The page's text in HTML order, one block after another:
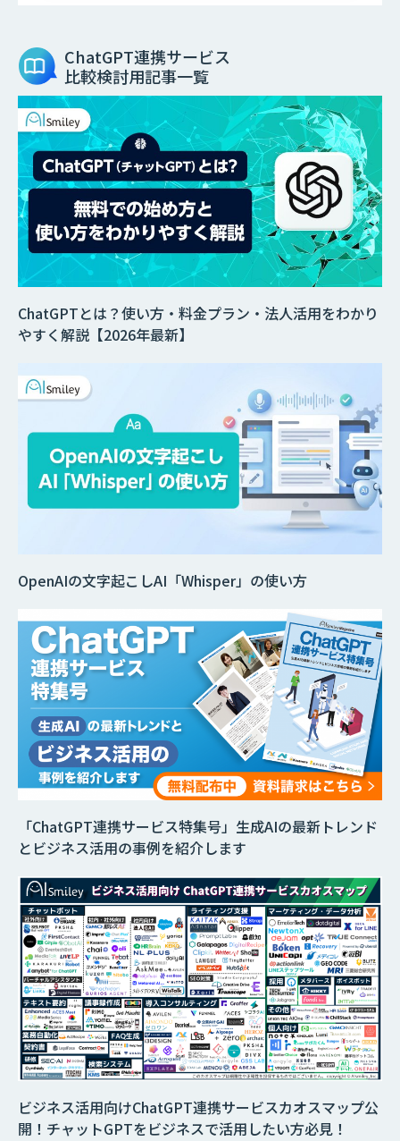
ChatGPT連携サービス
比較検討用記事一覧
ChatGPTとは？使い方・料金プラン・法人活用をわかり
やすく解説【2026年最新】
OpenAIの文字起こしAI「Whisper」の使い方
「ChatGPT連携サービス特集号」生成AIの最新トレンド
とビジネス活用の事例を紹介します
ビジネス活用向けChatGPT連携サービスカオスマップ公
開！チャットGPTをビジネスで活用したい方必見！